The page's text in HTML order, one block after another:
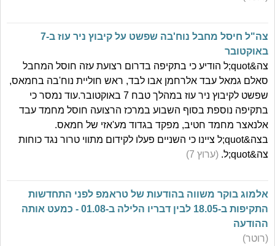
צה"ל חיסל מחבל נוח'בה שפשט על קיבוץ ניר עוז ב-7
באוקטובר
צה&quot;ל הודיע כי בתקיפה בדרום רצועת עזה חוסל המחבל
סאלם גמאל עבד אלרחמן אבו לבד, ראש חוליית נוח'בה בחמאס,
שפשט לקיבוץ ניר עוז במהלך טבח 7 באוקטובר.עוד נמסר כי
בתקיפה נוספת בסוף השבוע במרכז הרצועה חוסל מחמד עבד
אלנאצר מחמד חטיב, מפקד בגדוד מע'אזי של חמאס.
בצה&quot;ל ציינו כי השניים פעלו לקידום מתווי טרור נגד כוחות
צה&quot;ל.
(ערוץ 7)
אלמוג בוקר משווה בהודעות של טראמפ לפני התחדשות
התקיפות ב-18.05 לבין דבריו הלילה ב-01.08 - כמעט אותה
ההודעה
(רוטר)